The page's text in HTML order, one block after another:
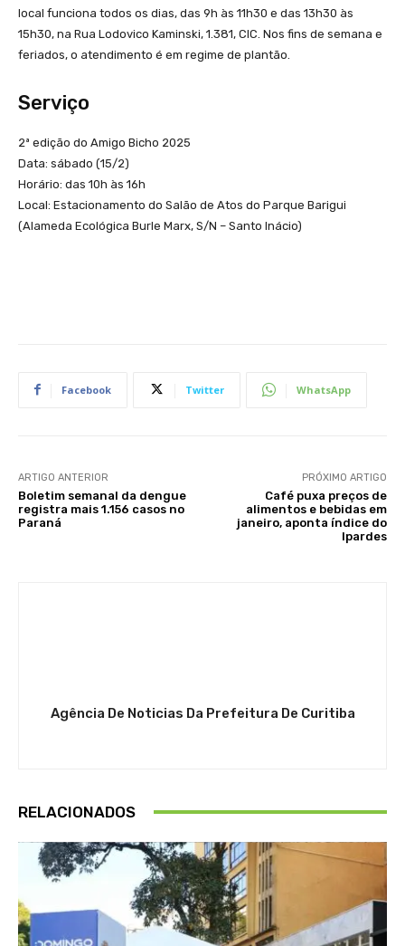
local funciona todos os dias, das 9h às 11h30 e das 13h30 às
15h30, na Rua Lodovico Kaminski, 1.381, CIC. Nos fins de semana e
feriados, o atendimento é em regime de plantão.
Serviço
2ª edição do Amigo Bicho 2025
Data: sábado (15/2)
Horário: das 10h às 16h
Local: Estacionamento do Salão de Atos do Parque Barigui
(Alameda Ecológica Burle Marx, S/N – Santo Inácio)
Facebook Twitter WhatsApp
ARTIGO ANTERIOR
Boletim semanal da dengue
registra mais 1.156 casos no
Paraná
PRÓXIMO ARTIGO
Café puxa preços de
alimentos e bebidas em
janeiro, aponta índice do
Ipardes
Agência De Noticias Da Prefeitura De Curitiba
RELACIONADOS